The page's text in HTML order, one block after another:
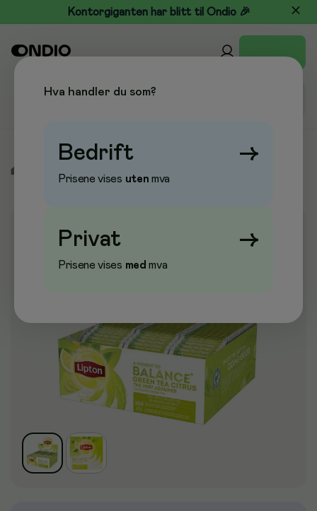
Kontorgiganten har blitt til Ondio 🎉
Hva handler du som?
Bedrift →
Prisene vises uten mva
Privat →
Prisene vises med mva